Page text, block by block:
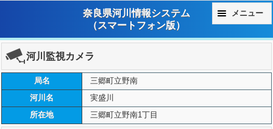
奈良県河川情報システム
（スマートフォン版）
メニュー
河川監視カメラ
局名
三郷町立野南
河川名
実盛川
所在地
三郷町立野南1丁目